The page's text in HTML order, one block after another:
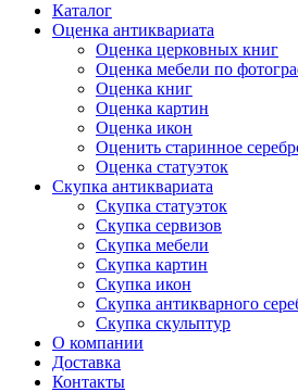
Каталог
Оценка антиквариата
Оценка церковных книг
Оценка мебели по
Оценка книг
Оценка картин
Оценка икон
Оценить старинное
Оценка статуэток
Скупка антиквариата
Скупка статуэток
Скупка сервизов
Скупка мебели
Скупка картин
Скупка икон
Скупка антикварного
Скупка скульптур
О компании
Доставка
Контакты